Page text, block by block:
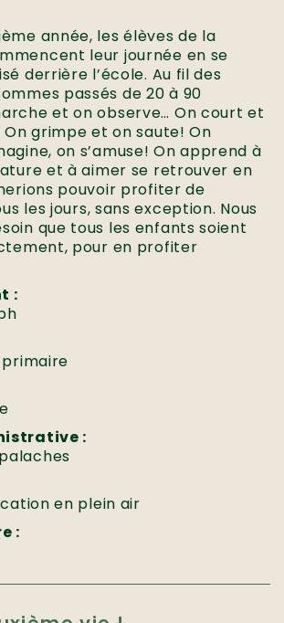
année, les élèves de la
leur journée en se
derrière l’école. Au fil des
passés de 20 à 90
et on observe… On court et
On grimpe et on saute! On
on s’amuse! On apprend à
et à aimer se retrouver en
pouvoir profiter de
les jours, sans exception. Nous
que tous les enfants soient
pour en profiter
:
:
en plein air
: